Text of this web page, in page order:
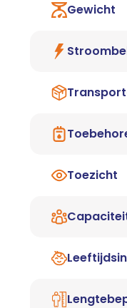
Gewicht
Toezicht